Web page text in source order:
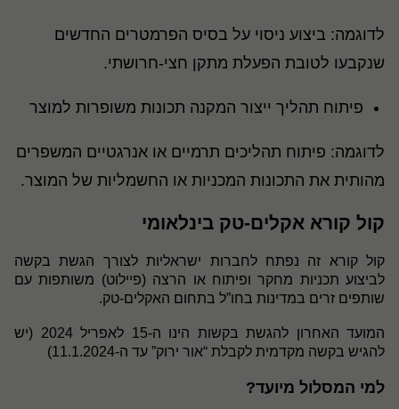
לדוגמה: ביצוע ניסוי על בסיס הפרמטרים החדשים
שנקבעו לטובת הפעלת מתקן חצי-חרושתי.
פיתוח תהליך ייצור המקנה תכונות משופרות למוצר
לדוגמה: פיתוח תהליכים תרמיים או אנרגטיים המשפרים
מהותית את התכונות המכניות או החשמליות של המוצר.
קול קורא אקלים-טק בינלאומי
קול קורא זה נפתח לחברות ישראליות לצורך הגשת בקשה
לביצוע תכניות מחקר ופיתוח או הרצה (פיילוט) משותפות עם
שותפים זרים במדינות בחו”ל בתחום האקלים-טק.
המועד האחרון להגשת בקשות הינו ה-15 לאפריל 2024 (יש
להגיש בקשה מקדמית לקבלת “אור ירוק” עד ה-11.1.2024)
למי המסלול מיועד?